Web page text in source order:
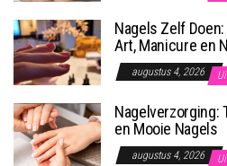
Nagels Zelf
Art, Manicure en
augustus 4, 2026
Nagelverzorging:
en Mooie Nagels
augustus 4, 2026